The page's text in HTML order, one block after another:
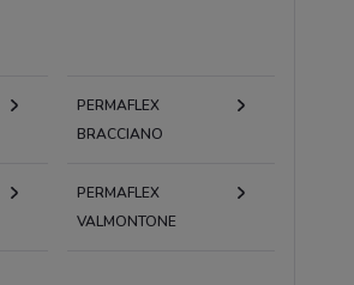
PERMAFLEX
BRACCIANO
PERMAFLEX
VALMONTONE